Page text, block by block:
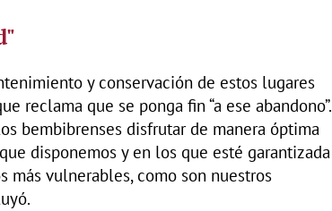
y conservación de estos lugares
reclama que se ponga fin “a ese abandono”.
bembibrenses disfrutar de manera óptima
disponemos y en los que esté garantizada
más vulnerables, como son nuestros